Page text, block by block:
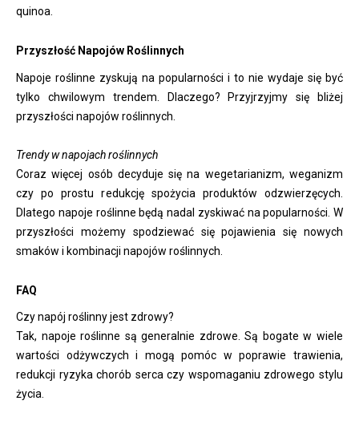
quinoa.
Przyszłość Napojów Roślinnych
Napoje roślinne zyskują na popularności i to nie wydaje się być
tylko chwilowym trendem. Dlaczego? Przyjrzyjmy się bliżej
przyszłości napojów roślinnych.
Trendy w napojach roślinnych
Coraz więcej osób decyduje się na wegetarianizm, weganizm
czy po prostu redukcję spożycia produktów odzwierzęcych.
Dlatego napoje roślinne będą nadal zyskiwać na popularności. W
przyszłości możemy spodziewać się pojawienia się nowych
smaków i kombinacji napojów roślinnych.
FAQ
Czy napój roślinny jest zdrowy?
Tak, napoje roślinne są generalnie zdrowe. Są bogate w wiele
wartości odżywczych i mogą pomóc w poprawie trawienia,
redukcji ryzyka chorób serca czy wspomaganiu zdrowego stylu
życia.